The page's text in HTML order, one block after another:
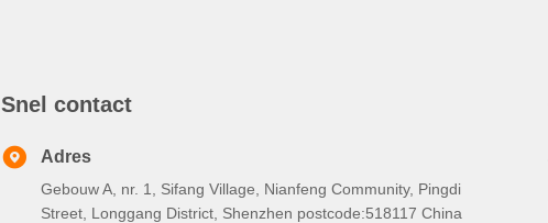
Snel contact
Adres
Gebouw A, nr. 1, Sifang Village, Nianfeng Community, Pingdi
Street, Longgang District, Shenzhen postcode:518117 China